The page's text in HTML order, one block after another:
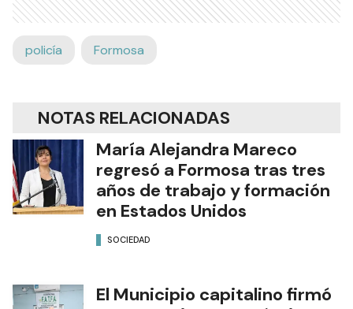
policía Formosa
NOTAS RELACIONADAS
María Alejandra Mareco
regresó a Formosa tras tres
años de trabajo y formación
en Estados Unidos
SOCIEDAD
El Municipio capitalino firmó